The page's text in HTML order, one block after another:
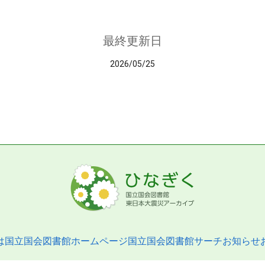
最終更新日
2026/05/25
国立国会図書館ホームページ国立国会図書館サーチお知らせ